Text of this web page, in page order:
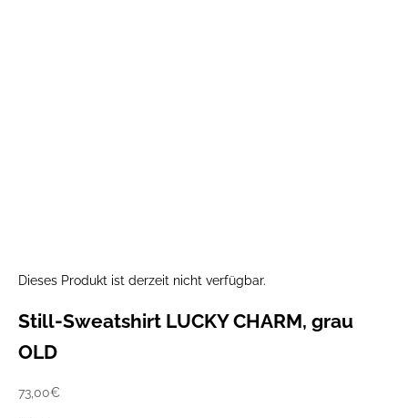
Dieses Produkt ist derzeit nicht verfügbar.
Still-Sweatshirt LUCKY CHARM, grau
OLD
Prix de vente
73,00€